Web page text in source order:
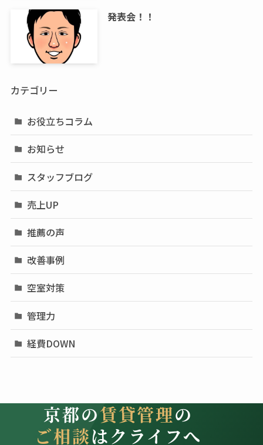
発表会！！
カテゴリー
お役立ちコラム
お知らせ
スタッフブログ
売上UP
推薦の声
改善事例
空室対策
管理力
経費DOWN
京都の賃貸管理の
ご相談はクライフへ